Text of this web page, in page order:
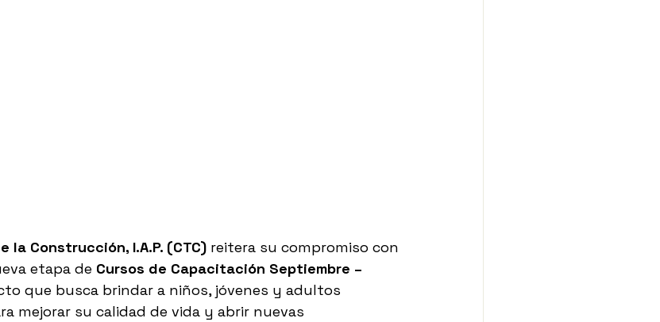
la Construcción, I.A.P. (CTC) reitera su compromiso con
etapa de Cursos de Capacitación Septiembre –
que busca brindar a niños, jóvenes y adultos
mejorar su calidad de vida y abrir nuevas